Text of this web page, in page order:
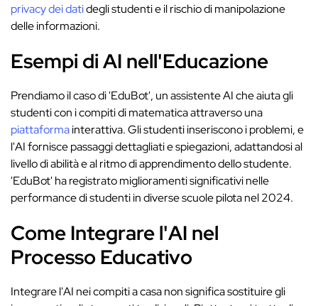
privacy dei datidegli studenti e il rischio di manipolazione
delle informazioni.
Esempi di AI nell'Educazione
Prendiamo il caso di 'EduBot', un assistente AI che aiuta gli
studenti con i compiti di matematica attraverso una
piattaformainterattiva. Gli studenti inseriscono i problemi, e
l'AI fornisce passaggi dettagliati e spiegazioni, adattandosi al
livello di abilità e al ritmo di apprendimento dello studente.
'EduBot' ha registrato miglioramenti significativi nelle
performance di studenti in diverse scuole pilota nel 2024.
Come Integrare l'AI nel
Processo Educativo
Integrare l'AI nei compiti a casa non significa sostituire gli